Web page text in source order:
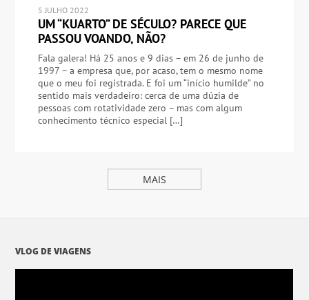
5 JULHO 2022
UM “KUARTO” DE SÉCULO? PARECE QUE
PASSOU VOANDO, NÃO?
Fala galera! Há 25 anos e 9 dias – em 26 de junho de
1997 – a empresa que, por acaso, tem o mesmo nome
que o meu foi registrada. E foi um “início humilde” no
sentido mais verdadeiro: cerca de uma dúzia de
pessoas com rotatividade zero – mas com algum
conhecimento técnico especial […]
MAIS
VLOG DE VIAGENS